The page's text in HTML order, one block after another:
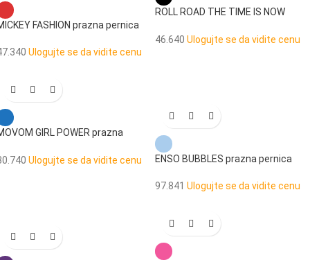
FASHION prazna pernica
Ulogujte se da vidite cenu
ROLL ROAD THE TIME IS NOW
46.640 Ulogujte se da vidite cenu
GIRL POWER prazna
Ulogujte se da vidite cenu ENSO BUBBLES prazna pernica
97.841 Ulogujte se da vidite cenu